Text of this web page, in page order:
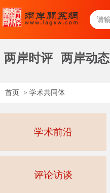
两岸时评 两岸动态
首页 > 学术共同体
学术前沿
评论访谈